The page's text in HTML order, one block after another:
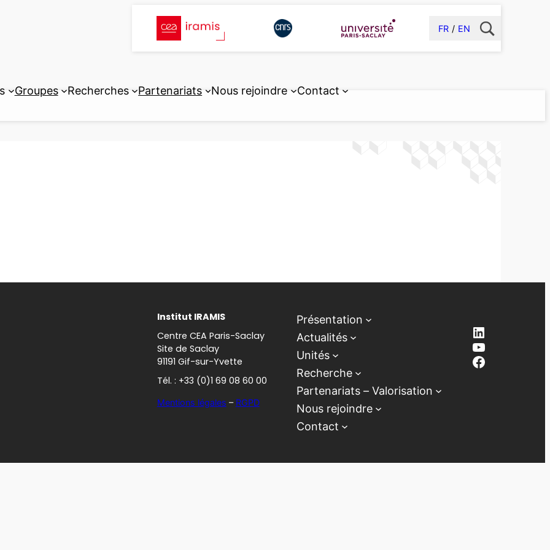
FR EN
Groupes Recherches Partenariats Nous rejoindre Contact
Institut IRAMIS
Centre CEA Paris-Saclay
Site de Saclay
91191 Gif-sur-Yvette
Tél. : +33 (0)1 69 08 60 00
Mentions légales – RGPD
Présentation
Actualités
Unités
Recherche
Partenariats – Valorisation
Nous rejoindre
Contact
LinkedIn
YouTube
Facebook